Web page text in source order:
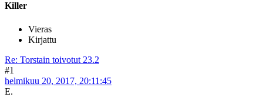
Killer
Vieras
Kirjattu
Re: Torstain toivotut 23.2
#1
helmikuu 20, 2017, 20:11:45
E.